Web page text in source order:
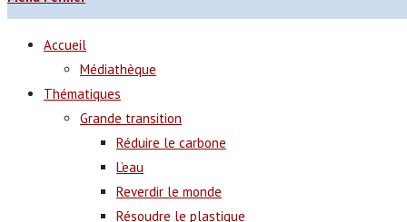
Accueil
Médiathèque
Thématiques
Grande transition
Réduire le carbone
L’eau
Reverdir le monde
Résoudre le plastique